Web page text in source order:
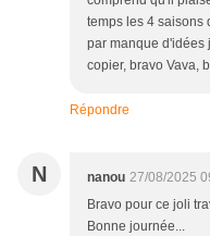
temps les 4 saisons
par manque d'idées
copier, bravo Vava,
Répondre
N nanou 27/08/2025
Bravo pour ce joli
Bonne journée...